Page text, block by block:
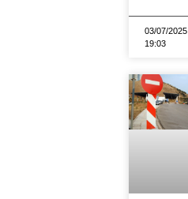
03/07/2025
19:03